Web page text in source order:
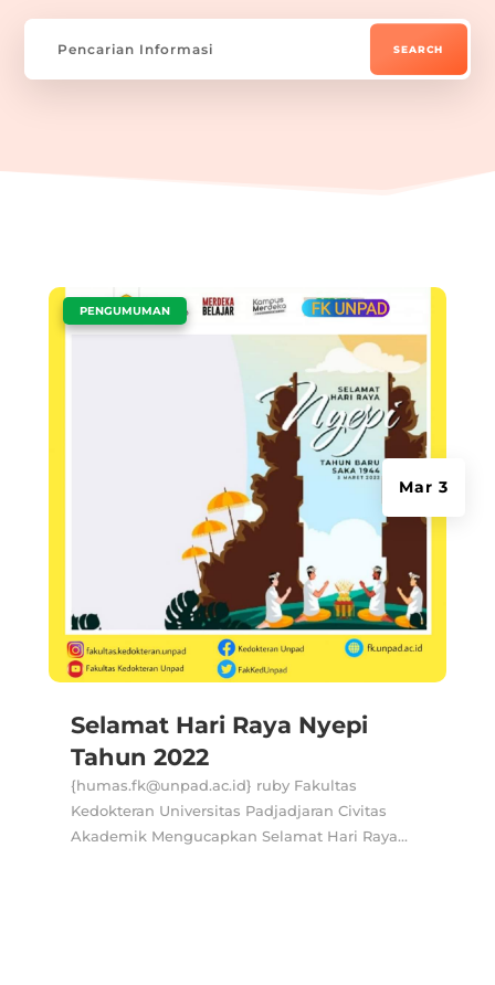
Selamat Hari Raya Nyepi
Tahun 2022
Mar 3
PENGUMUMAN
{humas.fk@unpad.ac.id} ruby Fakultas
Kedokteran Universitas Padjadjaran Civitas
Akademik Mengucapkan Selamat Hari Raya...